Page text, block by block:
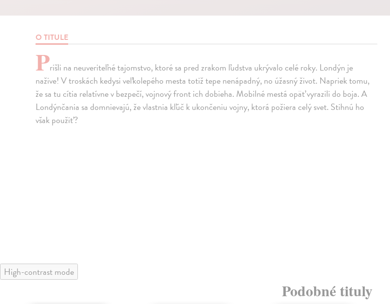
O TITULE
Prišli na neuveriteľné tajomstvo, ktoré sa pred zrakom ľudstva ukrývalo celé roky. Londýn je
nažive! V troskách kedysi veľkolepého mesta totiž tepe nenápadný, no úžasný život. Napriek tomu,
že sa tu cítia relatívne v bezpečí, vojnový front ich dobieha. Mobilné mestá opäť vyrazili do boja. A
Londýnčania sa domnievajú, že vlastnia kľúč k ukončeniu vojny, ktorá požiera celý svet. Stihnú ho
však použiť?
High-contrast mode
Podobné tituly